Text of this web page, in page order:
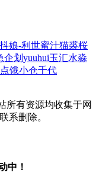
抖娘-利世蜜汁猫裘桜
企划 yuuhui玉汇水淼
饿小仓千代
所有资源均收集于网
系删除。
中！